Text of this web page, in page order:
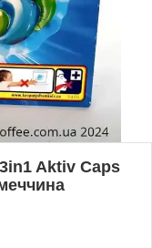
Aktiv Caps